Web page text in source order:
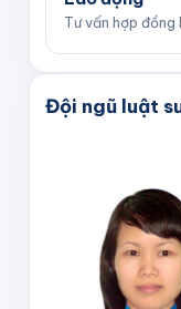
Tư vấn hợp đồng
Đội ngũ luật